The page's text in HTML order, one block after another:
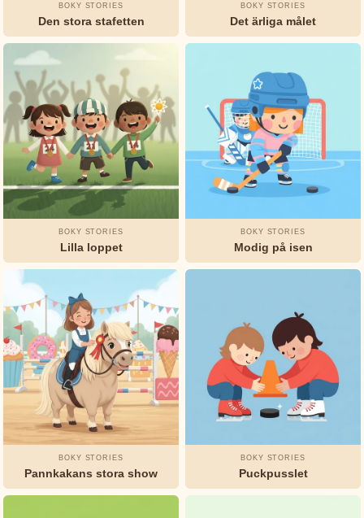
Haven
Putnam
H.C.
Andersen
Jeanne-
Marie
Leprince
de
Beaumont
Baum
Munro
Leaf
Okänd
Oscar
Rudyard
BOKY STORIES
Den stora stafetten
BOKY STORIES
Det ärliga målet
BOKY STORIES
Lilla loppet
BOKY STORIES
Modig på isen
BOKY STORIES
Pannkakans stora show
BOKY STORIES
Puckpusslet